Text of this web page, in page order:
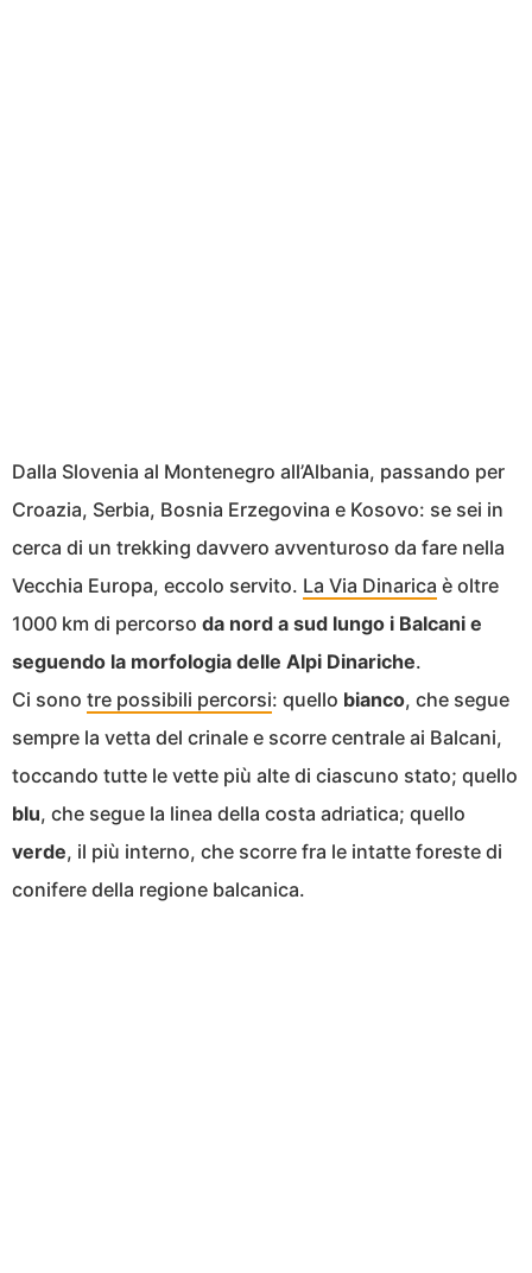
Dalla Slovenia al Montenegro all’Albania, passando per
Croazia, Serbia, Bosnia Erzegovina e Kosovo: se sei in
cerca di un trekking davvero avventuroso da fare nella
Vecchia Europa, eccolo servito. La Via Dinarica è oltre
1000 km di percorso da nord a sud lungo i Balcani e
seguendo la morfologia delle Alpi Dinariche.
Ci sono tre possibili percorsi: quello bianco, che segue
sempre la vetta del crinale e scorre centrale ai Balcani,
toccando tutte le vette più alte di ciascuno stato; quello
blu, che segue la linea della costa adriatica; quello
verde, il più interno, che scorre fra le intatte foreste di
conifere della regione balcanica.